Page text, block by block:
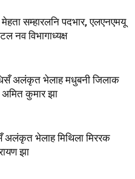
सम्हारलनि पदभार, एलएनएमयू
नव विभागाध्यक्ष
अलंकृत भेलाह मधुबनी जिलाक
अमित कुमार झा
अलंकृत भेलाह मिथिला मिररक
झा